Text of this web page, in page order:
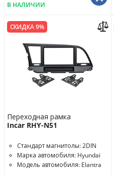
В НАЛИЧИИ
СКИДКА 9%
Переходная рамка
Incar RHY-N51
Стандарт магнитолы: 2DIN
Марка автомобиля: Hyundai
Модель автомобиля: Elantra